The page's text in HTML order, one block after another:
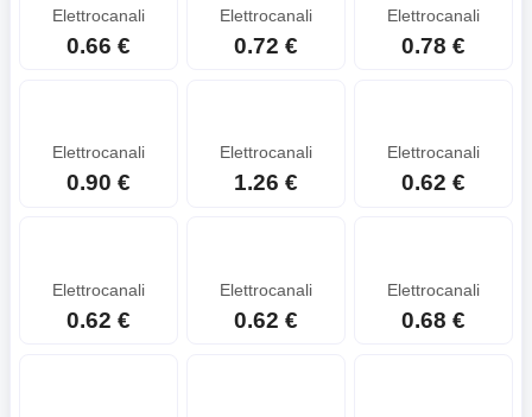
Elettrocanali
0.66 €
Elettrocanali
0.72 €
Elettrocanali
0.78 €
Elettrocanali
0.90 €
Elettrocanali
1.26 €
Elettrocanali
0.62 €
Elettrocanali
0.62 €
Elettrocanali
0.62 €
Elettrocanali
0.68 €